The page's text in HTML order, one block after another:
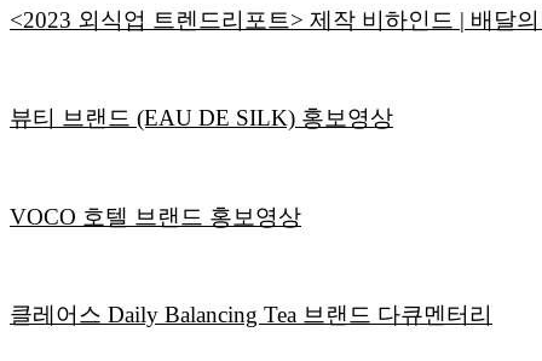
<2023 외식업 트렌드리포트> 제작 비하인드 | 배달
뷰티 브랜드 (EAU DE SILK) 홍보영상
VOCO 호텔 브랜드 홍보영상
클레어스 Daily Balancing Tea 브랜드 다큐멘터리